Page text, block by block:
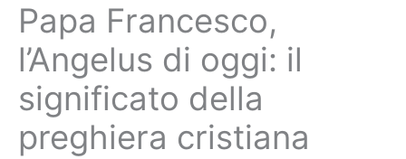
Papa Francesco,
l’Angelus di oggi: il
significato della
preghiera cristiana